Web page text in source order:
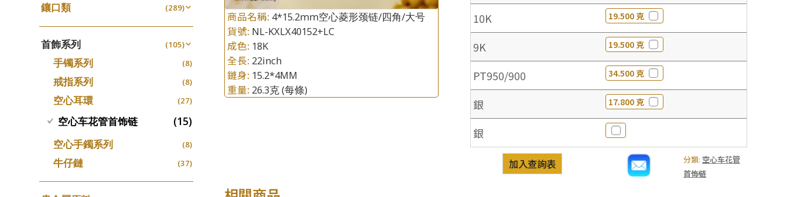
產品查詢 ×
商品名稱: 4*15.2mm空心菱形颈链/四角/大号
貨號: NL-KXLX40152+LC
成色: 18K
全長: 22inch
鏈身: 15.2*4MM
重量: 26.3克(每條)
10K 19.500 克
9K 19.500 克
PT950/900 34.500 克
銀 17.800 克
銀
分類: 空心车花管
首饰链
加入查詢表
十字鏈系列 (56)
十字車花鏈系列 (48)
十字閃O鏈系列 (27)
十字錘打鏈系列 (17)
側身車花鏈系列 (8)
側身鏈系列 (9)
肖邦鏈系列 (14)
雙十字鏈系列 (4)
水波鏈系列 (4)
蛇骨鏈系列 (6)
卷迫系列 (13)
螺絲迫系列 (15)
梅花迫系列 (19)
平臺迫系列 (74)
綫拍系列 (42)
美拍系列 (16)
耳針系列 (6)
耳環扣系列 (29)
耳綫/耳鈎系列 (25)
鏈類配件
調節珠系列
生圈扣系列
龍蝦扣系列
字印牌系列 (21)
字母吊墜 (20)
相盒吊墜 (11)
項鏈吊墜
其他類配件 (161)
珠盤系列 (16)
袖口鈕系列 (7)
焊片及鐳射綫 (2)
空心車花管 (19)
其他
珠類配件 (39)
無孔光身珠 (7)
空心光身珠 (5)
無孔批花珠 (5)
空心批花珠 (22)
鑲口類 (289)
四爪頭系列 (20)
六爪頭系列 (41)
車花片 (35)
動感車花片 (20)
鑲口戒指 (16)
鑲口手鏈系列 (146)
首飾系列 (105)
手镯系列 (8)
戒指系列 (8)
空心耳環 (27)
空心车花管首饰链 (15)
空心手鐲系列 (8)
牛仔鏈 (37)